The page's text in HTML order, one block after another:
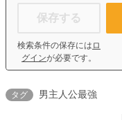
保存する
検索条件の保存には ロ
グインが必要です。
タグ 男主人公最強